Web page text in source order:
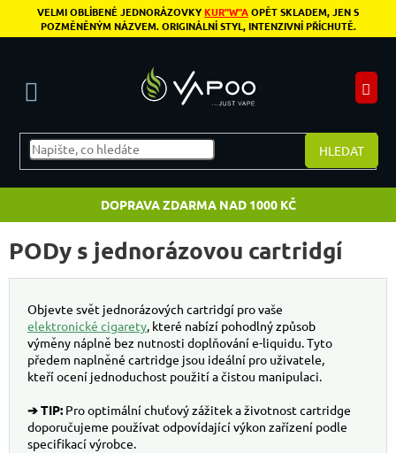
Přejít na obsah
VELMI OBLÍBENÉ JEDNORÁZOVKYKUR"W"AOPĚT SKLADEM, JEN S
POZMĚNĚNÝM NÁZVEM. ORIGINÁLNÍ STYL, INTENZIVNÍ PŘÍCHUTĚ.
HLEDAT
DOPRAVA ZDARMA NAD 1000 KČ
PODy s jednorázovou cartridgí
Objevte svět jednorázových cartridgí pro vaše
elektronické cigarety, které nabízí pohodlný způsob
výměny náplně bez nutnosti doplňování e-liquidu. Tyto
předem naplněné cartridge jsou ideální pro uživatele,
kteří ocení jednoduchost použití a čistou manipulaci.
➔ TIP: Pro optimální chuťový zážitek a životnost cartridge
doporučujeme používat odpovídající výkon zařízení podle
specifikací výrobce.